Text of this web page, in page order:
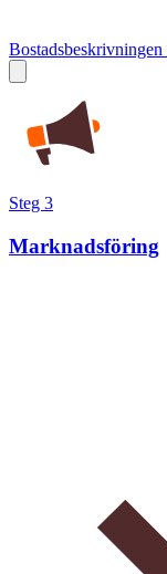
Bostadsbeskrivningen
Steg 3
Marknadsföring